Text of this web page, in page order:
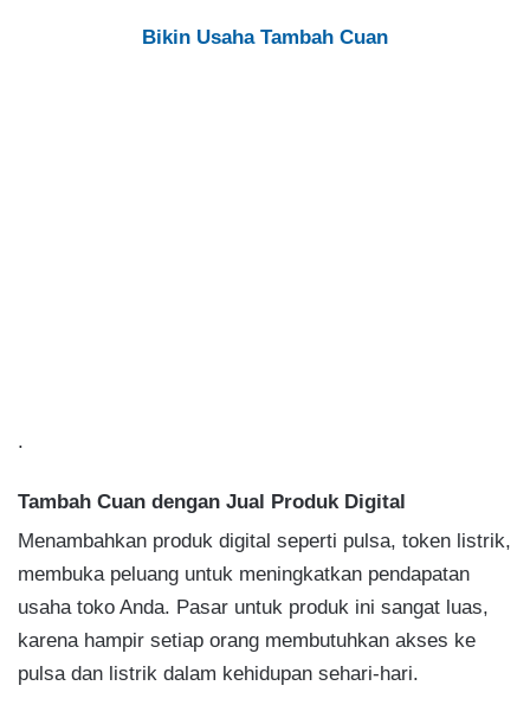
Bikin Usaha Tambah Cuan
.
Tambah Cuan dengan Jual Produk Digital
Menambahkan produk digital seperti pulsa, token listrik,
membuka peluang untuk meningkatkan pendapatan
usaha toko Anda. Pasar untuk produk ini sangat luas,
karena hampir setiap orang membutuhkan akses ke
pulsa dan listrik dalam kehidupan sehari-hari.